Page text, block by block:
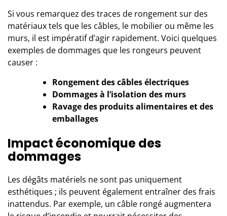
Si vous remarquez des traces de rongement sur des
matériaux tels que les câbles, le mobilier ou même les
murs, il est impératif d’agir rapidement. Voici quelques
exemples de dommages que les rongeurs peuvent
causer :
Rongement des câbles électriques
Dommages à l’isolation des murs
Ravage des produits alimentaires et des
emballages
Impact économique des
dommages
Les dégâts matériels ne sont pas uniquement
esthétiques ; ils peuvent également entraîner des frais
inattendus. Par exemple, un câble rongé augmentera